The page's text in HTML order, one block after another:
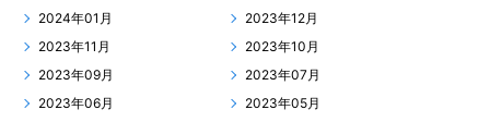
2024年01月
2023年12月
2023年11月
2023年10月
2023年09月
2023年07月
2023年06月
2023年05月